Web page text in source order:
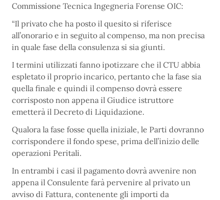
Commissione Tecnica Ingegneria Forense OIC:
“Il privato che ha posto il quesito si riferisce
all’onorario e in seguito al compenso, ma non precisa
in quale fase della consulenza si sia giunti.
I termini utilizzati fanno ipotizzare che il CTU abbia
espletato il proprio incarico, pertanto che la fase sia
quella finale e quindi il compenso dovrà essere
corrisposto non appena il Giudice istruttore
emetterà il Decreto di Liquidazione.
Qualora la fase fosse quella iniziale, le Parti dovranno
corrispondere il fondo spese, prima dell’inizio delle
operazioni Peritali.
In entrambi i casi il pagamento dovrà avvenire non
appena il Consulente farà pervenire al privato un
avviso di Fattura, contenente gli importi da